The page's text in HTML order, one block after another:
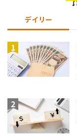
デイリー
1
2